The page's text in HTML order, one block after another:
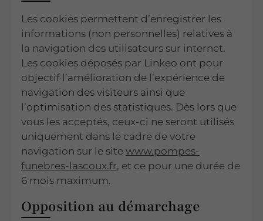
Les cookies permettent d’enregistrer les
informations (non personnelles) relatives à
la navigation des utilisateurs sur internet.
Les cookies déposés par Linkeo ont pour
objectif l’amélioration de l’expérience de
navigation des visiteurs ainsi que
l’optimisation des statistiques. Dès lors que
vous les acceptés, ceux-ci ne seront utilisés
uniquement dans le cadre de votre
navigation sur le sitewww.pompes-
funebres-lascoux.fr, et ce pour une durée de
6 mois maximum.
Opposition au démarchage